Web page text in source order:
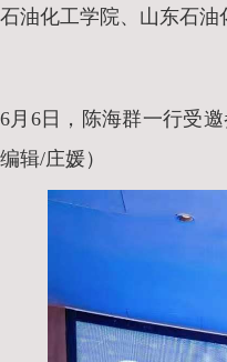
石油化工学院、山东石油
6月6日，陈海群一行受
编辑/庄媛）